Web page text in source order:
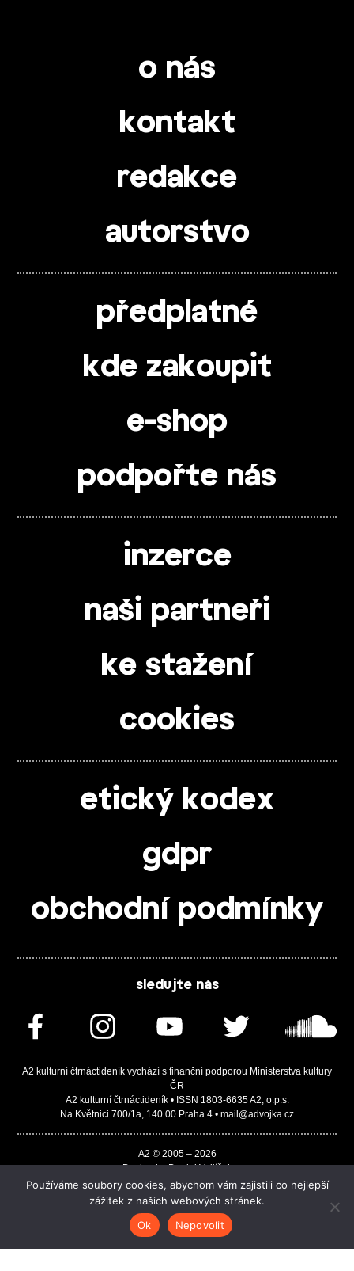
o nás
kontakt
redakce
autorstvo
předplatné
kde zakoupit
e-shop
podpořte nás
inzerce
naši partneři
ke stažení
cookies
etický kodex
gdpr
obchodní podmínky
sledujte nás
A2 kulturní čtrnáctideník vychází s finanční podporou Ministerstva kultury
ČR
A2 kulturní čtrnáctideník • ISSN 1803-6635 A2, o.p.s.
Na Květnici 700/1a, 140 00 Praha 4 • mail@advojka.cz
A2 © 2005 – 2026
Design by Daniel Vojtíšek
Built by JASA-IT & ChSoft
Používáme soubory cookies, abychom vám zajistili co nejlepší
zážitek z našich webových stránek.
Ok
Nepovolit